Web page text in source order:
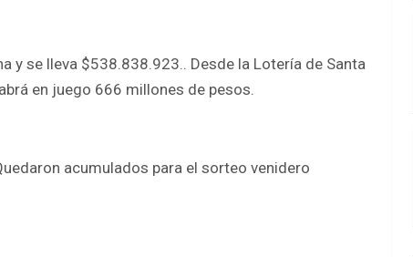
y se lleva $538.838.923.. Desde la Lotería de Santa
en juego 666 millones de pesos.
acumulados para el sorteo venidero